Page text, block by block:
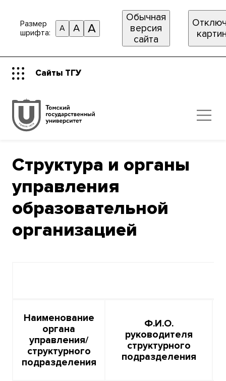
Размер
шрифта:
A A A
Обычная
версия
сайта
Сайты ТГУ
Структура и органы
управления
образовательной
организацией
Наименование
органа
управления/
структурного
подразделения
Ф.И.О.
руководителя
структурного
подразделения